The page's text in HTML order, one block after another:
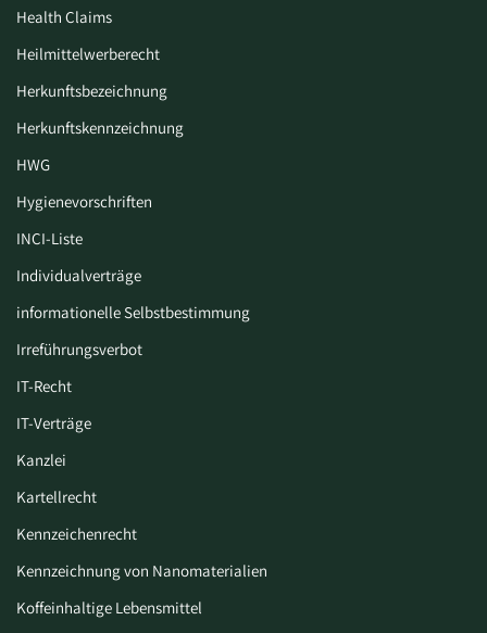
Health Claims
Heilmittelwerberecht
Herkunftsbezeichnung
Herkunftskennzeichnung
HWG
Hygiene­vorschriften
INCI-Liste
Individualverträge
informationelle Selbstbestimmung
Irreführungsverbot
IT-Recht
IT-Verträge
Kanzlei
Kartellrecht
Kennzeichenrecht
Kennzeichnung von Nanomaterialien
Koffeinhaltige Lebensmittel